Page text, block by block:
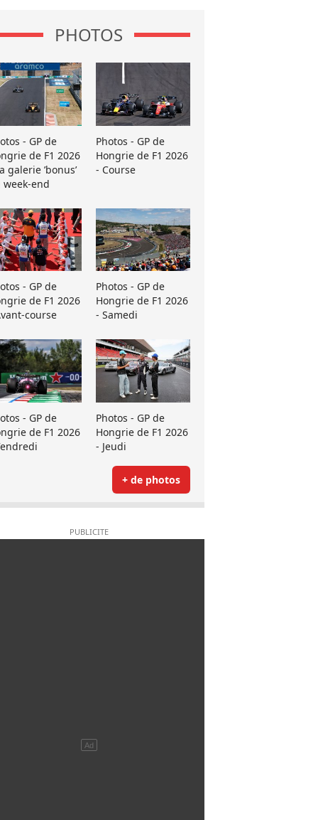
PHOTOS
- GP de
de F1 2026
galerie ’bonus’
week-end
Photos - GP de
Hongrie de F1 2026
- Course
- GP de
de F1 2026
course
Photos - GP de
Hongrie de F1 2026
- Samedi
- GP de
de F1 2026
Photos - GP de
Hongrie de F1 2026
- Jeudi
+ de photos